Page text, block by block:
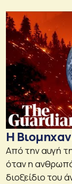
Η
Από την αυγή
όταν η
διοξείδιο του